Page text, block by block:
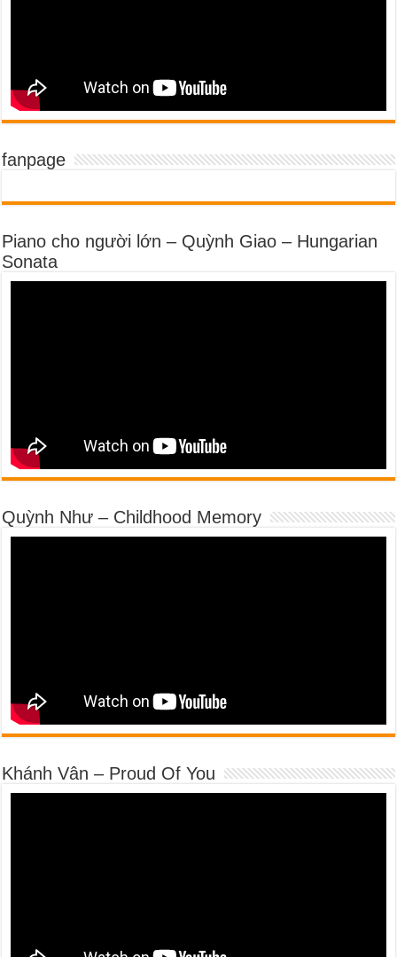
fanpage
Piano cho người lớn – Quỳnh Giao – Hungarian
Sonata
Quỳnh Như – Childhood Memory
Khánh Vân – Proud Of You